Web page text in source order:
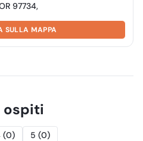
97734,
SULLA MAPPA
ospiti
(0) 5 (0)